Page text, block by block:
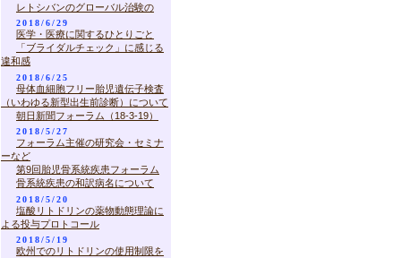
レトシバンのグローバル治験の
2018/6/29
医学・医療に関するひとりごと
「ブライダルチェック」に感じる
違和感
2018/6/25
母体血細胞フリー胎児遺伝子検査
（いわゆる新型出生前診断）について
朝日新聞フォーラム（18-3-19）
2018/5/27
フォーラム主催の研究会・セミナ
ーなど
第9回胎児骨系統疾患フォーラム
骨系統疾患の和訳病名について
2018/5/20
塩酸リトドリンの薬物動態理論に
よる投与プロトコール
2018/5/19
欧州でのリトドリンの使用制限を